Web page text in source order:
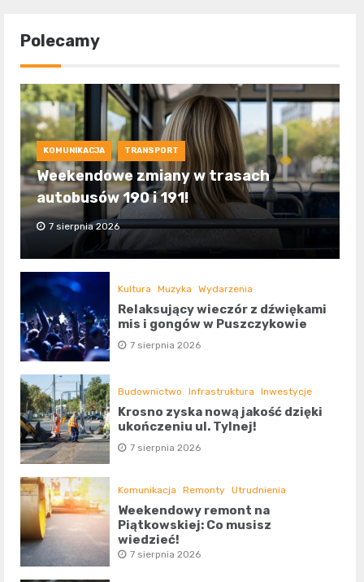
Polecamy
KOMUNIKACJA TRANSPORT
Weekendowe zmiany w trasach
autobusów 190 i 191!
7 sierpnia 2026
Kultura Muzyka Wydarzenia
Relaksujący wieczór z dźwiękami
mis i gongów w Puszczykowie
7 sierpnia 2026
Budownictwo Infrastruktura Inwestycje
Krosno zyska nową jakość dzięki
ukończeniu ul. Tylnej!
7 sierpnia 2026
Komunikacja Remonty Utrudnienia
Weekendowy remont na
Piątkowskiej: Co musisz
wiedzieć!
7 sierpnia 2026